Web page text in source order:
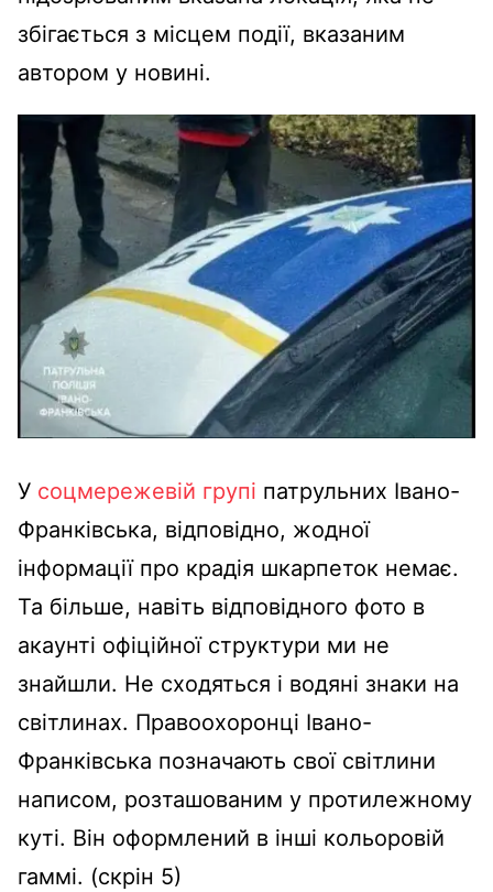
збігається з місцем події, вказаним
автором у новині.
У соцмережевій групі патрульних Івано-
Франківська, відповідно, жодної
інформації про крадія шкарпеток немає.
Та більше, навіть відповідного фото в
акаунті офіційної структури ми не
знайшли. Не сходяться і водяні знаки на
світлинах. Правоохоронці Івано-
Франківська позначають свої світлини
написом, розташованим у протилежному
куті. Він оформлений в інші кольоровій
гаммі. (скрін 5)